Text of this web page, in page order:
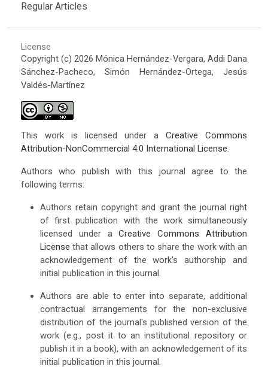
Regular Articles
License
Copyright (c) 2026 Mónica Hernández-Vergara, Addi Dana
Sánchez-Pacheco, Simón Hernández-Ortega, Jesús
Valdés-Martínez
This work is licensed under aCreative Commons
Attribution-NonCommercial 4.0 International License.
Authors who publish with this journal agree to the
following terms:
Authors retain copyright and grant the journal right
of first publication with the work simultaneously
licensed under aCreative Commons Attribution
License that allows others to share the work with an
acknowledgement of the work's authorship and
initial publication in this journal.
Authors are able to enter into separate, additional
contractual arrangements for the non-exclusive
distribution of the journal's published version of the
work (e.g., post it to an institutional repository or
publish it in a book), with an acknowledgement of its
initial publication in this journal.